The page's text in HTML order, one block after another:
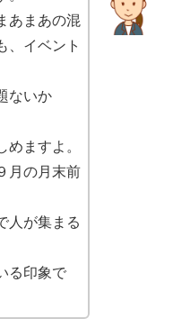
あまあの混
、イベント
ないか
めますよ。
月の月末前
人が集まる
る印象で